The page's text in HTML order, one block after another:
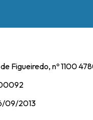
Figueiredo, nº 1100
09/2013